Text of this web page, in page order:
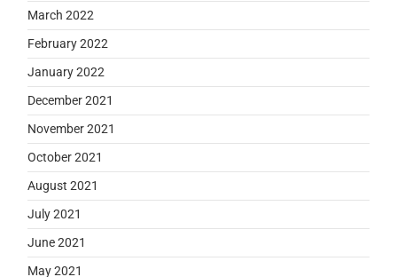
March 2022
February 2022
January 2022
December 2021
November 2021
October 2021
August 2021
July 2021
June 2021
May 2021